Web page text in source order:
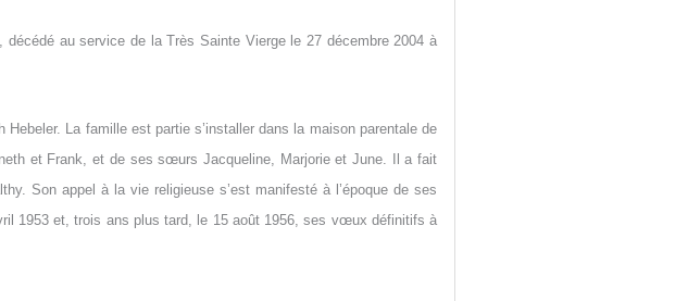
, décédé au service de la Très Sainte Vierge le 27 décembre 2004 à
La famille est partie s’installer dans la maison parentale de
et Frank, et de ses sœurs Jacqueline, Marjorie et June. Il a fait
Son appel à la vie religieuse s’est manifesté à l’époque de ses
1953 et, trois ans plus tard, le 15 août 1956, ses vœux définitifs à